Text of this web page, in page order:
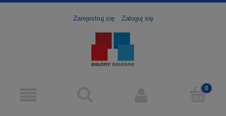
Zarejestruj się Zaloguj się